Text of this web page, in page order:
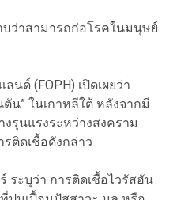
ว่าสามารถก่อโรคในมนุษย์
ด์ (FOPH) เปิดเผยว่า
น” ในเกาหลีใต้ หลังจากมี
รุนแรงระหว่างสงคราม
รติดเชื้อดังกล่าว
ระบุว่า การติดเชื้อไวรัสฮัน